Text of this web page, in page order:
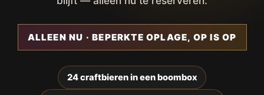
ALLEEN NU · BEPERKTE OPLAGE, OP IS OP
24 craftbieren in een boombox